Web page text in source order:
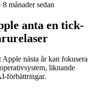
8 månader sedan
anta en tick-
nästa år kan fokusera
liknande
förbättringar.